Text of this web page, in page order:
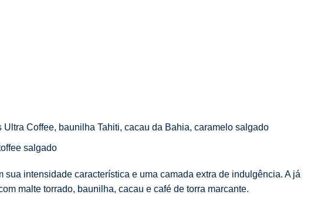
Ultra Coffee, baunilha Tahiti, cacau da Bahia, caramelo salgado
salgado
sua intensidade característica e uma camada extra de indulgência. A já
malte torrado, baunilha, cacau e café de torra marcante.